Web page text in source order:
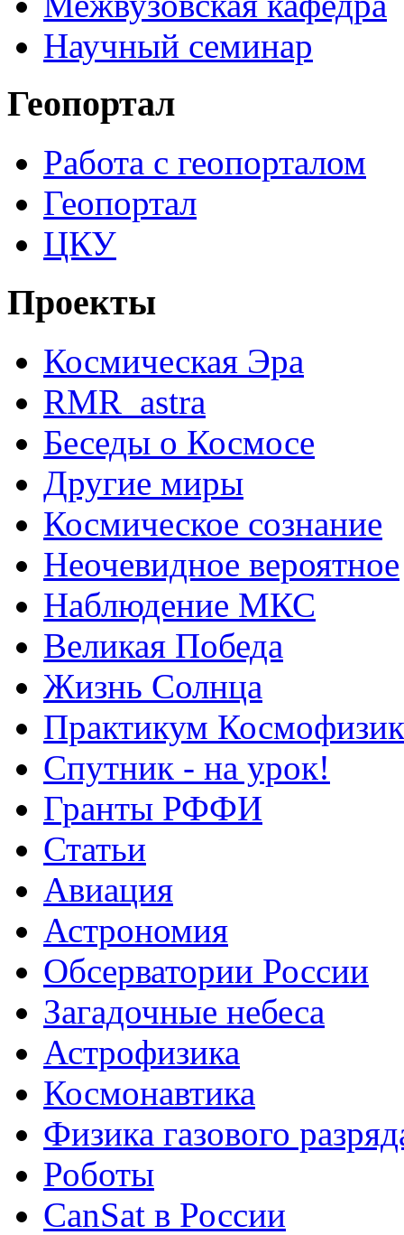
Научный семинар
Геопортал
Работа с геопорталом
Геопортал
ЦКУ
Проекты
Космическая Эра
RMR_astra
Беседы о Космосе
Другие миры
Космическое сознание
Неочевидное вероятное
Наблюдение МКС
Великая Победа
Жизнь Солнца
Практикум
Спутник - на урок!
Гранты РФФИ
Статьи
Авиация
Астрономия
Обсерватории России
Загадочные небеса
Астрофизика
Космонавтика
Физика газового
Роботы
CanSat в России